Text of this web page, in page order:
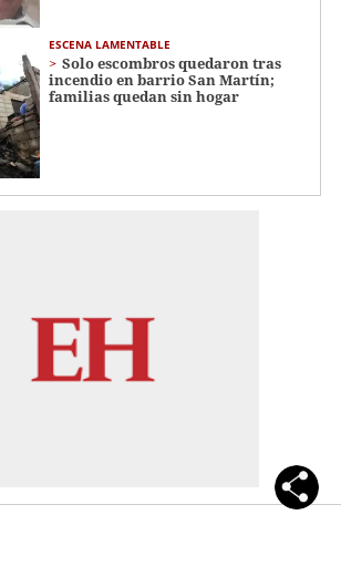
ESCENA LAMENTABLE
Solo escombros quedaron tras
incendio en barrio San Martín;
familias quedan sin hogar